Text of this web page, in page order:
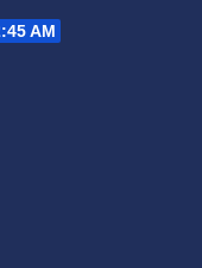
AM